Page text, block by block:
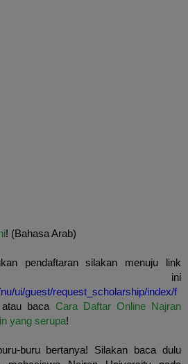
! (Bahasa Arab)
pendaftaran silakan menuju link
ini
ui/guest/request_scholarship/index/f
atau baca Cara Daftar Online Najran
yang serupa!
buru bertanya! Silakan baca dulu